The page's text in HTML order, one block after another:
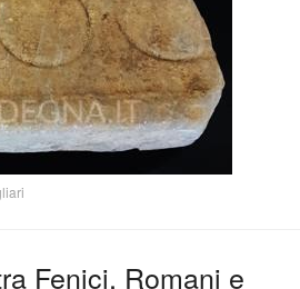
Fenici, Romani e